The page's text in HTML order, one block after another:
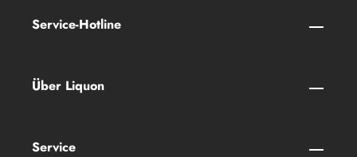
Service-Hotline
Über Liquon
Service